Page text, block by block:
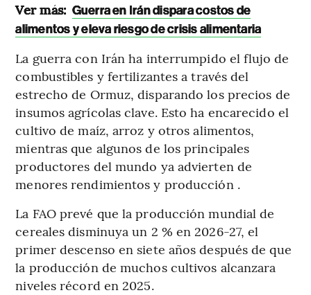
Ver más: Guerra en Irán dispara costos de
alimentos y eleva riesgo de crisis alimentaria
La guerra con Irán ha interrumpido el flujo de
combustibles y fertilizantes a través del
estrecho de Ormuz, disparando los precios de
insumos agrícolas clave. Esto ha encarecido el
cultivo de maíz, arroz y otros alimentos,
mientras que algunos de los principales
productores del mundo ya advierten de
menores rendimientos y producción .
La FAO prevé que la producción mundial de
cereales disminuya un 2 % en 2026-27, el
primer descenso en siete años después de que
la producción de muchos cultivos alcanzara
niveles récord en 2025.